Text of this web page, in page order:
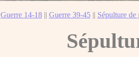
Guerre 14-18|| Guerre 39-45|| Sépulture de